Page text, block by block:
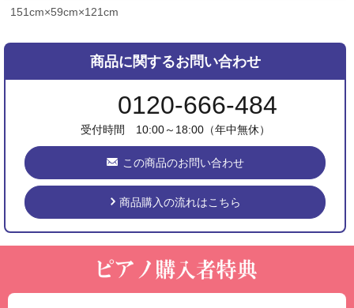
151cm×59cm×121cm
商品に関するお問い合わせ
0120-666-484
受付時間 10:00～18:00（年中無休）
この商品のお問い合わせ
商品購入の流れはこちら